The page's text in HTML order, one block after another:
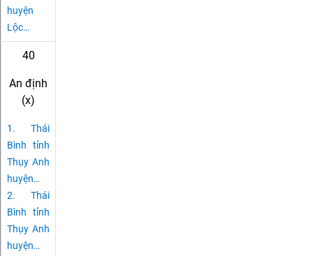
huyện
Lộc…
40
An định
(x)
1. Thái
Bình tỉnh
Thụy Anh
huyện…
2. Thái
Bình tỉnh
Thụy Anh
huyện…